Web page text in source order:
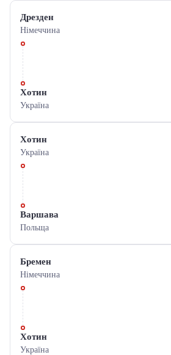
Дрезден
Німеччина
Хотин
Україна
Хотин
Україна
Варшава
Польща
Бремен
Німеччина
Хотин
Україна